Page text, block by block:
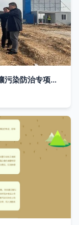
吃得安心吗？住得放心吗？——江苏土壤污染防治专项审计收获成效